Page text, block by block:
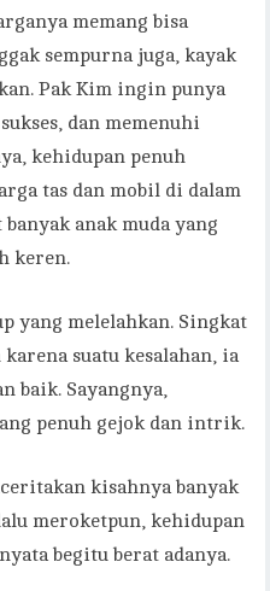
memang bisa
sempurna juga, kayak
Pak Kim ingin punya
dan memenuhi
kehidupan penuh
tas dan mobil di dalam
anak muda yang
keren.
yang melelahkan. Singkat
suatu kesalahan, ia
baik. Sayangnya,
penuh gejok dan intrik.
kisahnya banyak
meroketpun, kehidupan
begitu berat adanya.